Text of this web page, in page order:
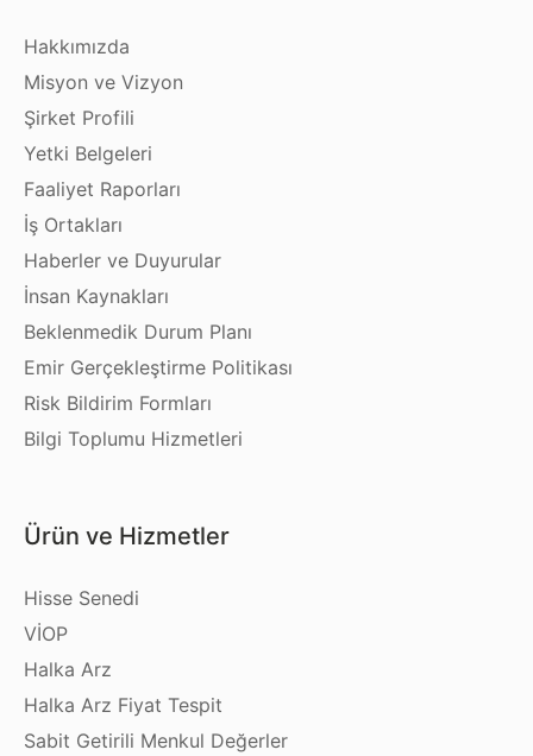
Hakkımızda
Misyon ve Vizyon
Şirket Profili
Yetki Belgeleri
Faaliyet Raporları
İş Ortakları
Haberler ve Duyurular
İnsan Kaynakları
Beklenmedik Durum Planı
Emir Gerçekleştirme Politikası
Risk Bildirim Formları
Bilgi Toplumu Hizmetleri
Ürün ve Hizmetler
Hisse Senedi
VİOP
Halka Arz
Halka Arz Fiyat Tespit
Sabit Getirili Menkul Değerler